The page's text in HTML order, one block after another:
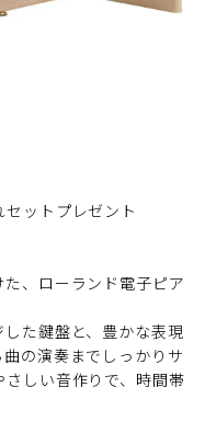
ットプレゼント
、ローランド電子ピア
た鍵盤と、豊かな表現
の演奏までしっかりサ
しい音作りで、時間帯